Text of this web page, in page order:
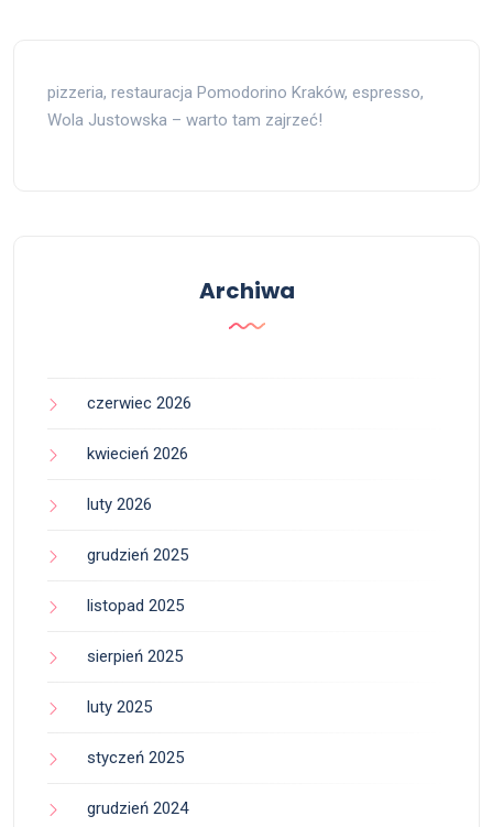
pizzeria, restauracja Pomodorino Kraków, espresso,
Wola Justowska – warto tam zajrzeć!
Archiwa
czerwiec 2026
kwiecień 2026
luty 2026
grudzień 2025
listopad 2025
sierpień 2025
luty 2025
styczeń 2025
grudzień 2024